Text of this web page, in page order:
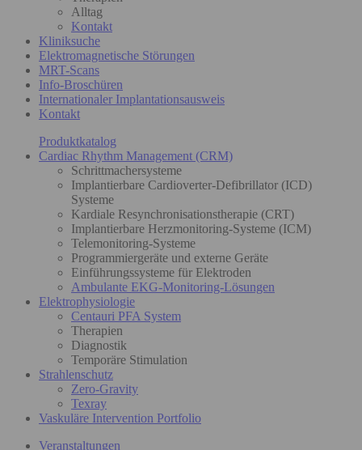
Alltag
Kontakt
Kliniksuche
Elektromagnetische Störungen
MRT-Scans
Info-Broschüren
Internationaler Implantationsausweis
Kontakt
Produktkatalog
Cardiac Rhythm Management (CRM)
Schrittmachersysteme
Implantierbare Cardioverter-Defibrillator (ICD)
Systeme
Kardiale Resynchronisationstherapie (CRT)
Implantierbare Herzmonitoring-Systeme (ICM)
Telemonitoring-Systeme
Programmiergeräte und externe Geräte
Einführungssysteme für Elektroden
Ambulante EKG-Monitoring-Lösungen
Elektrophysiologie
Centauri PFA System
Therapien
Diagnostik
Temporäre Stimulation
Strahlenschutz
Zero-Gravity
Texray
Vaskuläre Intervention Portfolio
Veranstaltungen